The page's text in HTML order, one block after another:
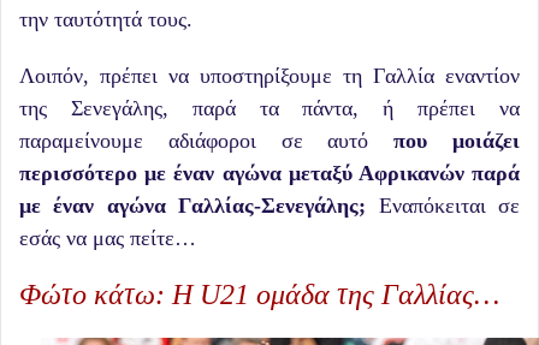
την ταυτότητά τους.
Λοιπόν, πρέπει να υποστηρίξουμε τη Γαλλία εναντίον
της Σενεγάλης, παρά τα πάντα, ή πρέπει να
παραμείνουμε αδιάφοροι σε αυτόπου μοιάζει
περισσότερο με έναν αγώνα μεταξύ Αφρικανών παρά
με έναν αγώνα Γαλλίας-Σενεγάλης; Εναπόκειται σε
εσάς να μας πείτε…
Φώτο κάτω: Η U21 ομάδα της Γαλλίας…